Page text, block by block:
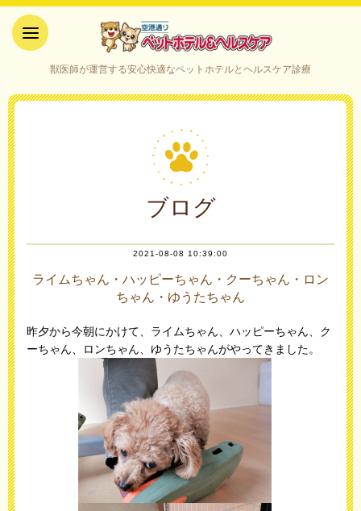
ケア｜山口県宇部市
獣医師が運営する安心快適なペットホテルとヘルスケア診療
ブログ
2021-08-08 10:39:00
ライムちゃん・ハッピーちゃん・クーちゃん・ロン
ちゃん・ゆうたちゃん
昨夕から今朝にかけて、ライムちゃん、ハッピーちゃん、ク
ーちゃん、ロンちゃん、ゆうたちゃんがやってきました。